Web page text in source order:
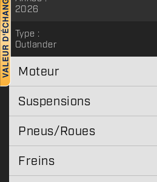
2026
Type :
Outlander
Moteur
Suspensions
Pneus/Roues
Freins